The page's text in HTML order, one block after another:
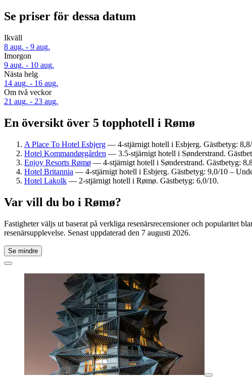
Se priser för dessa datum
Ikväll
8 aug. - 9 aug.
Imorgon
9 aug. - 10 aug.
Nästa helg
14 aug. - 16 aug.
Om två veckor
21 aug. - 23 aug.
En översikt över 5 topphotell i Rømø
A Place To Hotel Esbjerg — 4-stjärnigt hotell i Esbjerg. Gästbetyg:
Hotel Kommandørgården — 3.5-stjärnigt hotell i Sønderstrand.
Enjoy Resorts Rømø — 4-stjärnigt hotell i Sønderstrand. Gästbetyg:
Hotel Britannia — 4-stjärnigt hotell i Esbjerg. Gästbetyg: 9,0/10 –
Hotel Lakolk — 2-stjärnigt hotell i Rømø. Gästbetyg: 6,0/10.
Var vill du bo i Rømø?
Fastigheter väljs ut baserat på verkliga resenärsrecensioner och popularitet
resenärsupplevelse. Senast uppdaterad den 7 augusti 2026.
Se mindre